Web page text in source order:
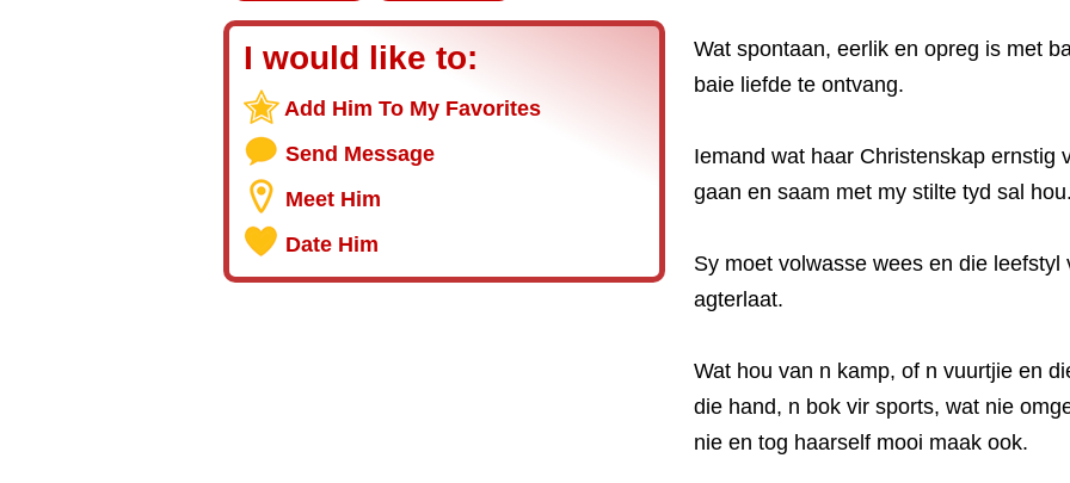
I would like to:
Add Him To My Favorites
Send Message
Meet Him
Date Him
Wat spontaan, eerlik en opreg is met
baie liefde te ontvang.
Iemand wat haar Christenskap ernstig
gaan en saam met my stilte tyd sal hou.
Sy moet volwasse wees en die
agterlaat.
Wat hou van n kamp, of n vuurtjie en
die hand, n bok vir sports, wat nie
nie en tog haarself mooi maak ook.